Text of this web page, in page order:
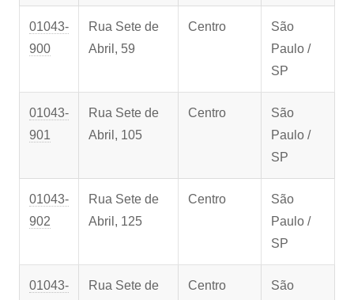
01043-
900
Rua Sete de
Abril, 59
Centro
São
Paulo /
SP
01043-
901
Rua Sete de
Abril, 105
Centro
São
Paulo /
SP
01043-
902
Rua Sete de
Abril, 125
Centro
São
Paulo /
SP
01043-
Rua Sete de
Centro
São